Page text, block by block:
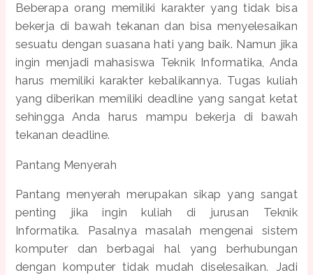
Beberapa orang memiliki karakter yang tidak bisa
bekerja di bawah tekanan dan bisa menyelesaikan
sesuatu dengan suasana hati yang baik. Namun jika
ingin menjadi mahasiswa Teknik Informatika, Anda
harus memiliki karakter kebalikannya. Tugas kuliah
yang diberikan memiliki deadline yang sangat ketat
sehingga Anda harus mampu bekerja di bawah
tekanan deadline.
Pantang Menyerah
Pantang menyerah merupakan sikap yang sangat
penting jika ingin kuliah di jurusan Teknik
Informatika. Pasalnya masalah mengenai sistem
komputer dan berbagai hal yang berhubungan
dengan komputer tidak mudah diselesaikan. Jadi